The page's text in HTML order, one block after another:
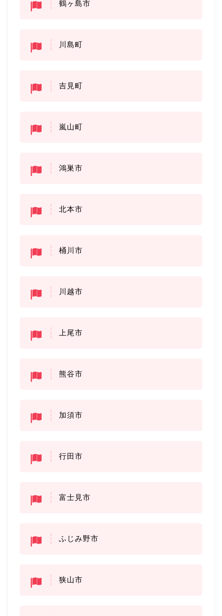
鶴ヶ島市
川島町
吉見町
嵐山町
鴻巣市
北本市
桶川市
川越市
上尾市
熊谷市
加須市
行田市
富士見市
ふじみ野市
狭山市